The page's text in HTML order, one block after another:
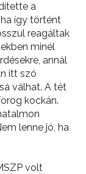
a
így történt
reagáltak
minél
annál
itt szó
válhat. A tét
kockán.
lenne jó, ha
volt